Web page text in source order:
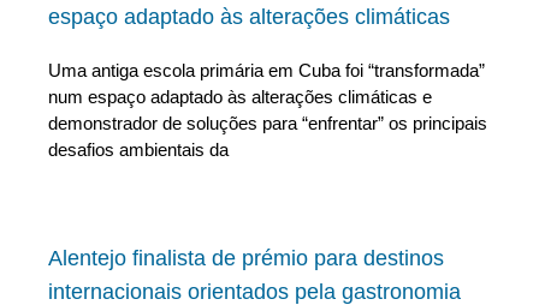
espaço adaptado às alterações climáticas
Uma antiga escola primária em Cuba foi “transformada”
num espaço adaptado às alterações climáticas e
demonstrador de soluções para “enfrentar” os principais
desafios ambientais da
Alentejo finalista de prémio para destinos
internacionais orientados pela gastronomia